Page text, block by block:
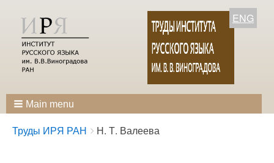
ENG
Main menu
Breadcrumbs
You
Труды ИРЯ РАН Н. Т. Валеева